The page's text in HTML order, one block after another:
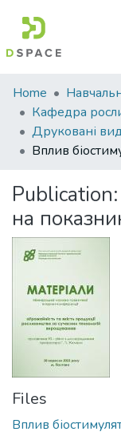
Communities
&
Collections
Statistics
Home
Кафедра
Publication:
на
Files
Вплив